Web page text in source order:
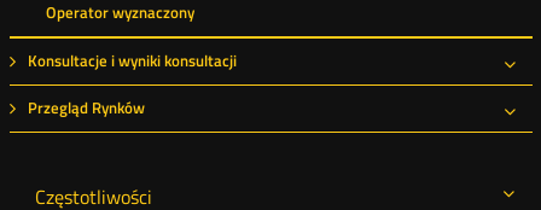
Operator wyznaczony
Konsultacje i wyniki konsultacji
Przegląd Rynków
Częstotliwości